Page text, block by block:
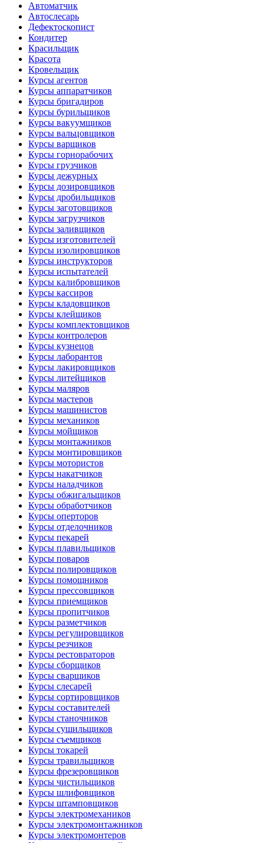
Автоматчик
Автослесарь
Дефектоскопист
Кондитер
Красильщик
Красота
Кровельщик
Курсы агентов
Курсы аппаратчиков
Курсы бригадиров
Курсы бурильщиков
Курсы вакуумщиков
Курсы вальцовщиков
Курсы варщиков
Курсы горнорабочих
Курсы грузчиков
Курсы дежурных
Курсы дозировщиков
Курсы дробильщиков
Курсы заготовщиков
Курсы загрузчиков
Курсы заливщиков
Курсы изготовителей
Курсы изолировщиков
Курсы инструкторов
Курсы испытателей
Курсы калибровщиков
Курсы кассиров
Курсы кладовщиков
Курсы клейщиков
Курсы комплектовщиков
Курсы контролеров
Курсы кузнецов
Курсы лаборантов
Курсы лакировщиков
Курсы литейщиков
Курсы маляров
Курсы мастеров
Курсы машинистов
Курсы механиков
Курсы мойщиков
Курсы монтажников
Курсы монтировщиков
Курсы мотористов
Курсы накатчиков
Курсы наладчиков
Курсы обжигальщиков
Курсы обработчиков
Курсы оперторов
Курсы отделочников
Курсы пекарей
Курсы плавильщиков
Курсы поваров
Курсы полировщиков
Курсы помощников
Курсы прессовщиков
Курсы приемщиков
Курсы пропитчиков
Курсы разметчиков
Курсы регулировщиков
Курсы резчиков
Курсы рестовраторов
Курсы сборщиков
Курсы сварщиков
Курсы слесарей
Курсы сортировщиков
Курсы составителей
Курсы станочников
Курсы сушильщиков
Курсы съемщиков
Курсы токарей
Курсы травильщиков
Курсы фрезеровщиков
Курсы чистильщиков
Курсы шлифовщиков
Курсы штамповщиков
Курсы электромехаников
Курсы электромонтажников
Курсы электромонтеров